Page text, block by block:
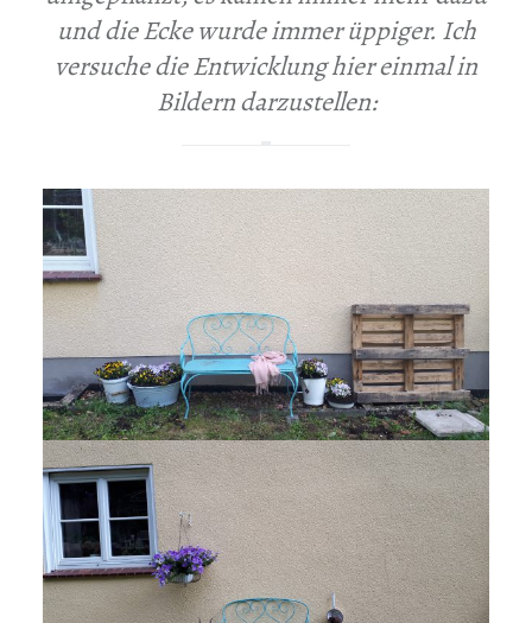
und die Ecke wurde immer üppiger. Ich
versuche die Entwicklung hier einmal in
Bildern darzustellen: